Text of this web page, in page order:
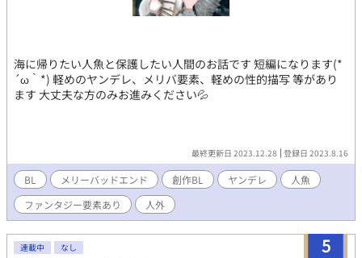
海に帰りたい人魚と保護したい人間のお話です 短編になります(*
´ω｀*) 軽めのヤンデレ、メリバ要素、軽めの性的描写 等があり
ます 大丈夫な方のみお進みください💦
最終更新日 2023.12.28 登録日 2023.8.16
BL メリーバッドエンド 創作BL ヤンデレ
人魚
ファンタジー要素あり
人外
5
連載中 なし